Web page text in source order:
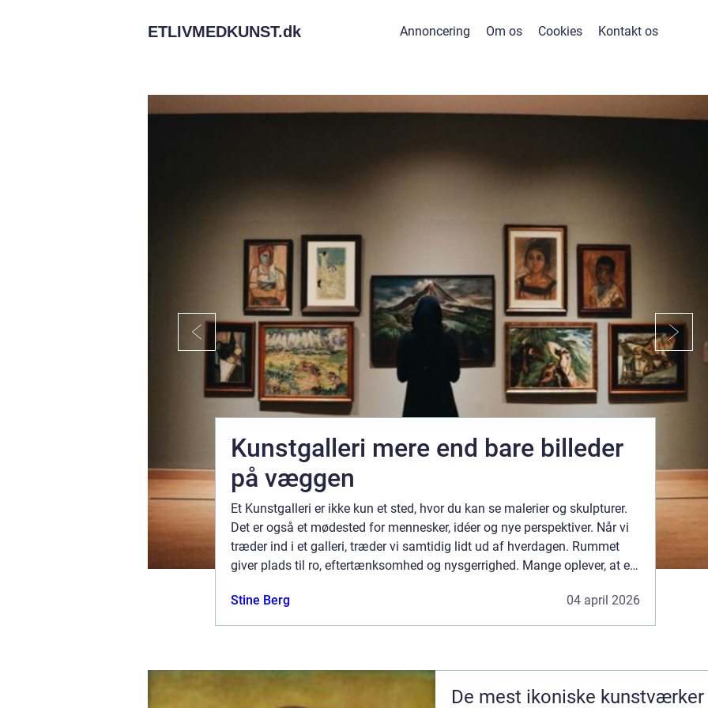
ETLIVMEDKUNST.dk Annoncering Om os Cookies Kontakt os
Kunstgalleri mere end bare billeder
på væggen
Et Kunstgalleri er ikke kun et sted, hvor du kan se malerier og skulpturer.
Det er også et mødested for mennesker, idéer og nye perspektiver. Når vi
træder ind i et galleri, træder vi samtidig lidt ud af hverdagen. Rummet
giver plads til ro, eftertænksomhed og nysgerrighed. Mange oplever, at et
Stine Berg
04 april 2026
De mest ikoniske kunstværker